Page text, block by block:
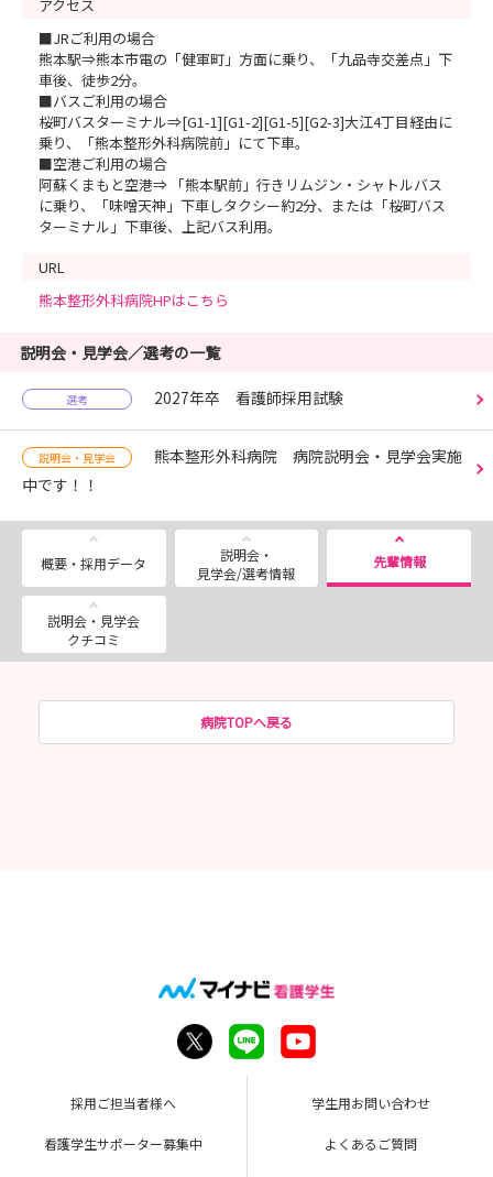
アクセス
■JRご利用の場合
熊本駅⇒熊本市電の「健軍町」方面に乗り、「九品寺交差点」下
車後、徒歩2分。
■バスご利用の場合
桜町バスターミナル⇒[G1-1][G1-2][G1-5][G2-3]大江4丁目経由に
乗り、「熊本整形外科病院前」にて下車。
■空港ご利用の場合
阿蘇くまもと空港⇒ 「熊本駅前」行きリムジン・シャトルバス
に乗り、「味噌天神」下車しタクシー約2分、または「桜町バス
ターミナル」下車後、上記バス利用。
URL
熊本整形外科病院HPはこちら
説明会・見学会／選考の一覧
選考 2027年卒 看護師採用試験
説明会・見学会
熊本整形外科病院 病院説明会・見学会実施
中です！！
概要・採用データ
説明会・
見学会/選考情報
先輩情報
説明会・見学会
クチコミ
病院TOPへ戻る
採用ご担当者様へ 学生用お問い合わせ
看護学生サポーター募集中 よくあるご質問